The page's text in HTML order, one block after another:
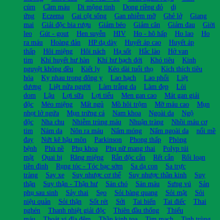
cúm
Cầm máu Di mộng tinh Dong riềng đỏ
dị
ứng
Eczema Gai cột sống Gan nhiễm mỡ Ghẻ lở
Giang
mai
Giải độc bia rượu Giảm béo Giảm cân Giảm đau
Giời
leo
Gút - gout Hen suyễn HIV Ho - hô hấp Ho lao
Ho
ra máu
Hoàng đản HP dạ dày Huyết áp cao
Huyết áp
thấp
Hôi miệng Hôi nách Hạ sốt Hắc lào
Hở van
tim
Khí huyết hư hàn Khí hư bạch đới Khó tiêu
Kinh
nguyệt không đều
Kiết lỵ Kéo dài tuổi thọ
Kích thích tiêu
hóa
Kỵ nhau trong đông y Lao hạch Lao phổi
Liệt
dương
Liệt nửa người Làm trắng da Làm đẹp
Lòi
dom
Lậu Lợi sữa Lợi tiểu Men gan cao
Mát gan giải
độc
Méo miệng Mất ngủ Mồ hôi trộm Mỡ máu cao
Mụn
nhọt lở ngứa
Mụn trứng cá Nam khoa Ngoài da
Ngộ
độc
Nha chu Nhiễm trùng máu Nhuận tràng
Nhồi máu cơ
tim
Nám da Nôn ra máu Nấm móng Nấm ngoài da
nổi mề
đay
Nứt kẽ hậu môn Parkinson Phong thấp
Phòng
bệnh
Phù nề Phụ khoa Phụ nữ mang thai
Polyp túi
mật
Quai bị Răng miệng Rắn độc cắn Rết cắn
Rối loạn
tiền đình
Rụng tóc - Tóc bạc sớm Sa dạ con
Sa trực
tràng
Say xe Suy nhược cơ thể Suy nhược thần kinh
Suy
thận
Suy thận - Thận hư Sán chó Sán máu Sưng vú
Sản
phụ sau sinh
Sảy thai Sẹo Sỏi bàng quang Sỏi mật
Sỏi
niệu quản
Sỏi thận Sốt rét Sởi Tai biến Tai điếc
Thai
nghén
Thanh nhiệt giải độc Thiên đầu thống
Thiếu